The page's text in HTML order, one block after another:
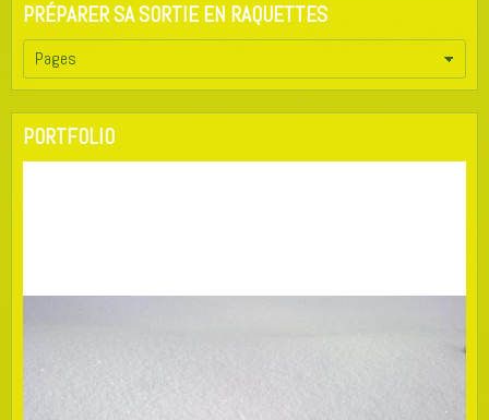
PRÉPARER SA SORTIE EN RAQUETTES
PORTFOLIO